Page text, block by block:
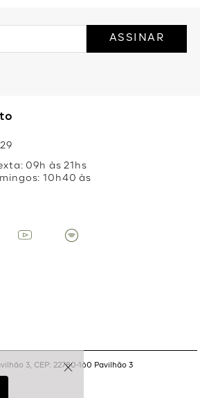
ASSINAR
09h às 21hs
10h40 às
3, CEP: 22780-160 Pavilhão 3